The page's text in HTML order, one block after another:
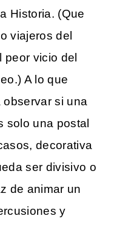
Historia. (Que
viajeros del
peor vicio del
A lo que
si una
solo una postal
decorativa
ser divisivo o
de animar un
y